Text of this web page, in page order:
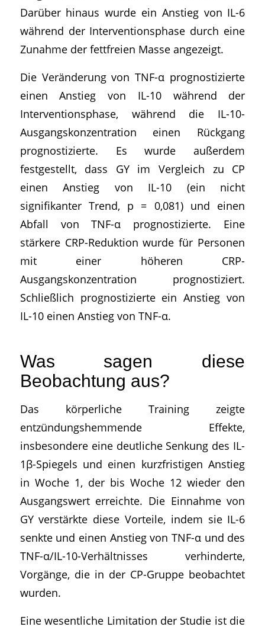
Darüber hinaus wurde ein Anstieg von IL-6
während der Interventionsphase durch eine
Zunahme der fettfreien Masse angezeigt.
Die Veränderung von TNF-α prognostizierte
einen Anstieg von IL-10 während der
Interventionsphase, während die IL-10-
Ausgangskonzentration einen Rückgang
prognostizierte. Es wurde außerdem
festgestellt, dass GY im Vergleich zu CP
einen Anstieg von IL-10 (ein nicht
signifikanter Trend, p = 0,081) und einen
Abfall von TNF-α prognostizierte. Eine
stärkere CRP-Reduktion wurde für Personen
mit einer höheren CRP-
Ausgangskonzentration prognostiziert.
Schließlich prognostizierte ein Anstieg von
IL-10 einen Anstieg von TNF-α.
Was sagen diese
Beobachtung aus?
Das körperliche Training zeigte
entzündungshemmende Effekte,
insbesondere eine deutliche Senkung des IL-
1β-Spiegels und einen kurzfristigen Anstieg
in Woche 1, der bis Woche 12 wieder den
Ausgangswert erreichte. Die Einnahme von
GY verstärkte diese Vorteile, indem sie IL-6
senkte und einen Anstieg von TNF-α und des
TNF-α/IL-10-Verhältnisses verhinderte,
Vorgänge, die in der CP-Gruppe beobachtet
wurden.
Eine wesentliche Limitation der Studie ist die